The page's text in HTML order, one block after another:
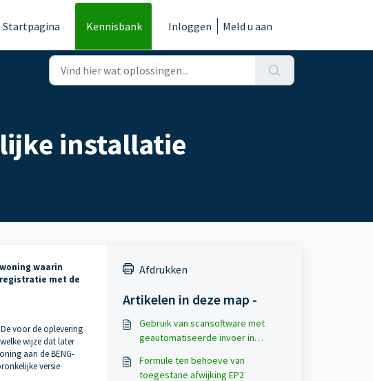
Startpagina
Kennisbank Inloggen Meld u aan
installatie
waarin
met de
voor de oplevering
wijze dat later
aan de BENG-
versie
Afdrukken
Artikelen in deze map -
Gebruik van scansoftware met
geautomatiseerde invoer in
Formule ten behoeve van
toegestane afwijking EP2